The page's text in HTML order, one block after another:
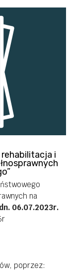
rehabilitacja i
na
06.07.2023r.
poprzez: